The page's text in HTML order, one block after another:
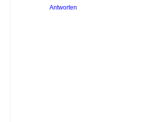
Antworten